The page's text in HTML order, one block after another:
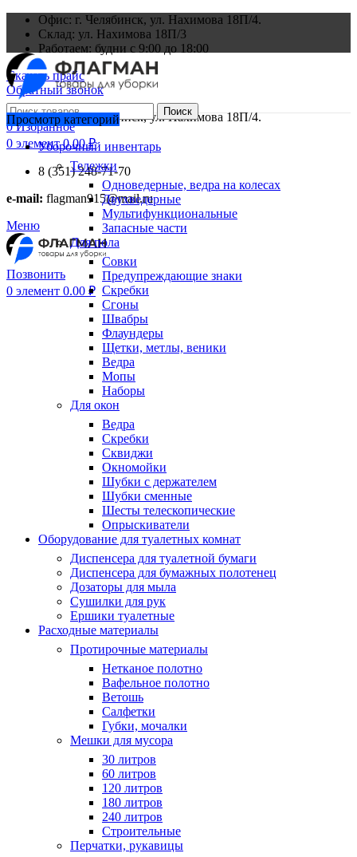
Офис: г. Челябинск, ул. Нахимова 18П/4.
Склад: ул. Нахимова 18П/3
Работаем: будни с 9:00 до 18:00
Скачать прайс
Обратный звонок
Офис: г. Челябинск, ул. Нахимова 18П/4.
Поиск
0Избранное
0 элемент 0.00₽
8 (351) 248-71-70
e-mail: flagman915@mail.ru
Меню
Позвонить
0 элемент 0.00 ₽
Просмотр категорий
Уборочный инвентарь
Тележки
Одноведерные, ведра на колесах
Двухведерные
Мультифункциональные
Запасные части
Для пола
Совки
Предупреждающие знаки
Скребки
Сгоны
Швабры
Флаундеры
Щетки, метлы, веники
Ведра
Мопы
Наборы
Для окон
Ведра
Скребки
Сквиджи
Окномойки
Шубки с держателем
Шубки сменные
Шесты телескопические
Опрыскиватели
Оборудование для туалетных комнат
Диспенсера для туалетной бумаги
Диспенсера для бумажных полотенец
Дозаторы для мыла
Сушилки для рук
Ершики туалетные
Расходные материалы
Протирочные материалы
Нетканое полотно
Вафельное полотно
Ветошь
Салфетки
Губки, мочалки
Мешки для мусора
30 литров
60 литров
120 литров
180 литров
240 литров
Строительные
Перчатки, рукавицы